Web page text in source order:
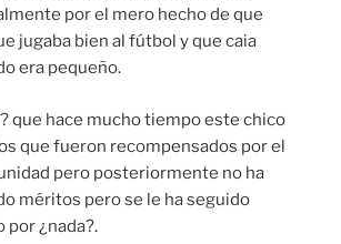
por el mero hecho de que
jugaba bien al fútbol y que caia
era pequeño.
que hace mucho tiempo este chico
que fueron recompensados por el
pero posteriormente no ha
méritos pero se le ha seguido
por ¿nada?.